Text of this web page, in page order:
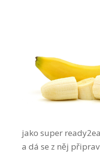
jako super
a dá se z něj